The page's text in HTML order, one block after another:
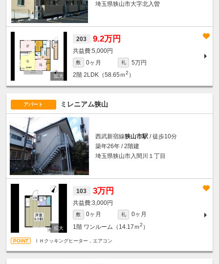
埼玉県狭山市大字北入曽
203 9.2万円
5,000円
敷 0ヶ月 礼
5万円
2階 2LDK（58.65ｍ2 ）
アパート ミレニアム狭山
西武新宿線狭山市駅 / 徒歩10分
築年26年 / 2階建
埼玉県狭山市入間川１丁目
103 3万円
3,000円
敷 0ヶ月 礼
0ヶ月
1階 ワンルーム（14.17ｍ2 ）
ＩＨクッキングヒーター，エアコン